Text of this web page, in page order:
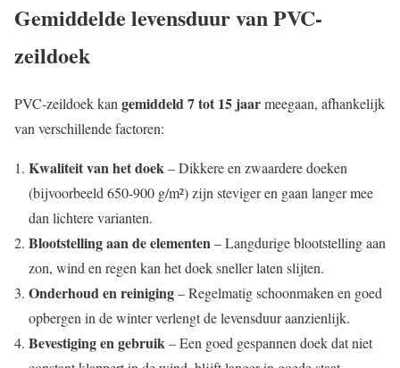
Gemiddelde levensduur van PVC-
zeildoek
PVC-zeildoek kangemiddeld 7 tot 15 jaarmeegaan, afhankelijk
van verschillende factoren:
Kwaliteit van het doek– Dikkere en zwaardere doeken
(bijvoorbeeld 650-900 g/m²) zijn steviger en gaan langer mee
dan lichtere varianten.
Blootstelling aan de elementen– Langdurige blootstelling aan
zon, wind en regen kan het doek sneller laten slijten.
Onderhoud en reiniging– Regelmatig schoonmaken en goed
opbergen in de winter verlengt de levensduur aanzienlijk.
Bevestiging en gebruik– Een goed gespannen doek dat niet